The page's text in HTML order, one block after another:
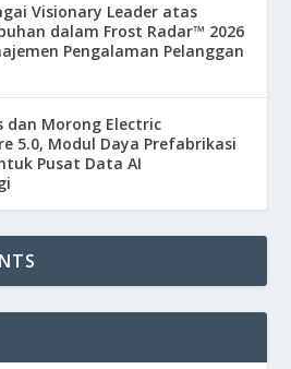
Visionary Leader atas
dalam Frost Radar™ 2026
Pengalaman Pelanggan
dan Morong Electric
5.0, Modul Daya Prefabrikasi
Pusat Data AI